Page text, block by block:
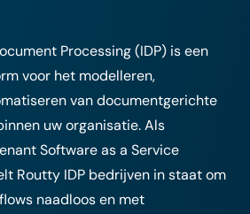
Processing (IDP) is een
voor het modelleren,
van documentgerichte
uw organisatie. Als
Software as a Service
Routty IDP bedrijven in staat om
naadloos en met